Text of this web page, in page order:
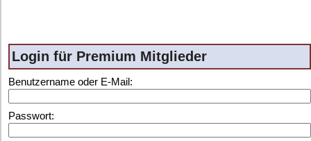
Login für Premium Mitglieder
Benutzername oder E-Mail:
Passwort: